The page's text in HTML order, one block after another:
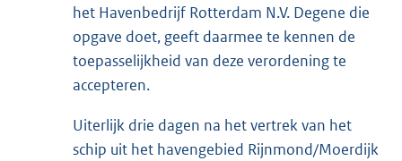
het Havenbedrijf Rotterdam N.V. Degene die
opgave doet, geeft daarmee te kennen de
toepasselijkheid van deze verordening te
accepteren.
Uiterlijk drie dagen na het vertrek van het
schip uit het havengebied Rijnmond/Moerdijk